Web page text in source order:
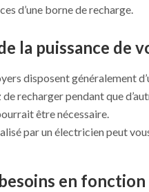
d’une borne de recharge.
la puissance de
disposent généralement
recharger pendant que
être nécessaire.
par un électricien peut
en